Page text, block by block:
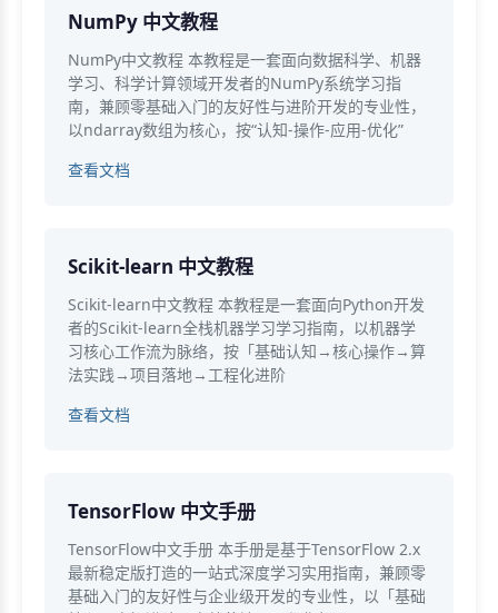
NumPy 中文教程
NumPy中文教程 本教程是一套面向数据科学、机器
学习、科学计算领域开发者的NumPy系统学习指
南，兼顾零基础入门的友好性与进阶开发的专业性，
以ndarray数组为核心，按“认知-操作-应用-优化”
查看文档
Scikit-learn 中文教程
Scikit-learn中文教程 本教程是一套面向Python开发
者的Scikit-learn全栈机器学习学习指南，以机器学
习核心工作流为脉络，按「基础认知→核心操作→算
法实践→项目落地→工程化进阶
查看文档
TensorFlow 中文手册
TensorFlow中文手册 本手册是基于TensorFlow 2.x
最新稳定版打造的一站式深度学习实用指南，兼顾零
基础入门的友好性与企业级开发的专业性，以「基础